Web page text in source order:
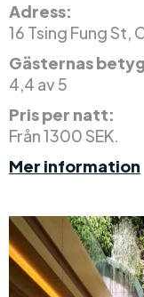
Adress:
16 Tsing Fung St,
Gästernas
4,4 av 5
Pris per natt:
Från 1300 SEK.
Mer information